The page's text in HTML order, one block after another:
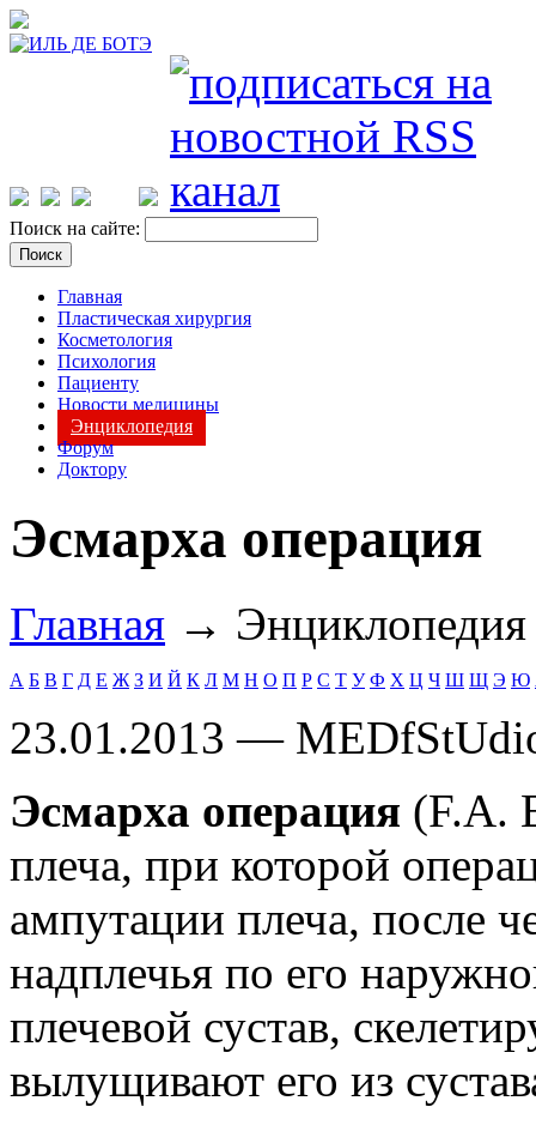
Поиск на сайте:
Главная
Пластическая хирургия
Косметология
Психология
Пациенту
Новости медицины
Энциклопедия
Форум
Доктору
Эсмарха операция
Главная →
А Б В Г Д Е Ж З И Й К Л М Н О П Р С Т У Ф Х Ц Ч Ш Щ Э Ю
23.01.2013 —
Эсмарха операция (F.A.
плеча, при которой
ампутации плеча, после
надплечья по его
плечевой сустав,
вылущивают его из